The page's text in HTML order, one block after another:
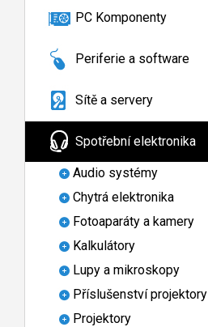
PC Komponenty
Periferie a software
Sítě a servery
Spotřební elektronika
Audio systémy
Chytrá elektronika
Fotoaparáty a kamery
Kalkulátory
Lupy a mikroskopy
Příslušenství projektory
Projektory